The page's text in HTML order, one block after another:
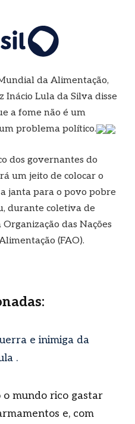
da Alimentação,
Inácio Lula da Silva disse
a fome não é um
problema político.
dos governantes do
um jeito de colocar o
janta para o povo pobre
durante coletiva de
das Nações
(FAO).
e inimiga da
.
o mundo rico gastar
e, com